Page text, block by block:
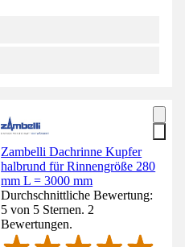
Zambelli Dachrinne Kupfer
halbrund für Rinnengröße 280
mm L = 3000 mm
Durchschnittliche Bewertung:
5 von 5 Sternen. 2
Bewertungen.